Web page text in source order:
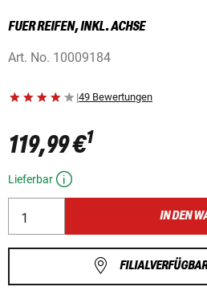
FUER REIFEN, INKL. ACHSE
Art. No. 10009184
|49 Bewertungen
119,99 €1
Lieferbar
IN DEN